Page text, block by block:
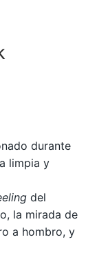
durante
limpia y
del
la mirada de
a hombro, y